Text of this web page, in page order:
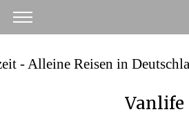
Vanlife